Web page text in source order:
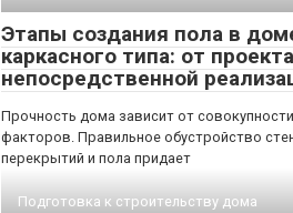
Этапы создания пола в
каркасного типа: от
непосредственной
Прочность дома зависит от совокупности
факторов. Правильное обустройство
перекрытий и пола придает
Подготовка к строительству дома